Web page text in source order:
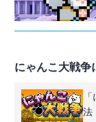
にゃんこ大戦争
法